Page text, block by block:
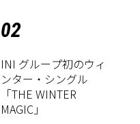
Period」』レポート
02
INI グループ初のウィ
ンター・シングル
「THE WINTER
MAGIC」